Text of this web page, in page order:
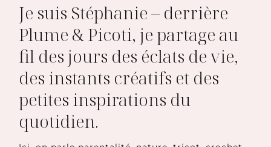
Je suis Stéphanie – derrière
Plume & Picoti, je partage au
fil des jours des éclats de vie,
des instants créatifs et des
petites inspirations du
quotidien.